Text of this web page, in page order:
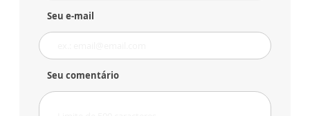
Seu e-mail
Seu comentário